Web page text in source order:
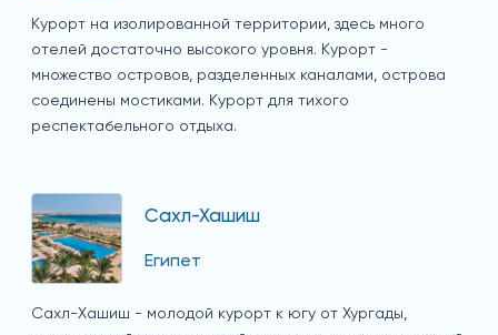
Курорт на изолированной территории, здесь много
отелей достаточно высокого уровня. Курорт -
множество островов, разделенных каналами, острова
соединены мостиками. Курорт для тихого
респектабельного отдыха.
Сахл-Хашиш
Египет
Сахл-Хашиш - молодой курорт к югу от Хургады,